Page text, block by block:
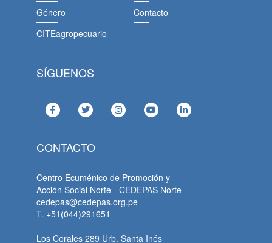
Género
CITEagropecuario
Contacto
SÍGUENOS
CONTACTO
Centro Ecuménico de Promoción y
Acción Social Norte - CEDEPAS Norte
cedepas@cedepas.org.pe
T. +51(044)291651
Los Corales 289 Urb. Santa Inés